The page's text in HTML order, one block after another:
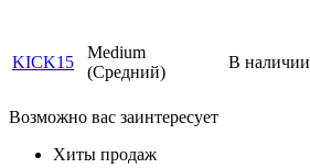
KICK15
Medium
(Средний)
В наличии
Возможно вас заинтересует
Хиты продаж